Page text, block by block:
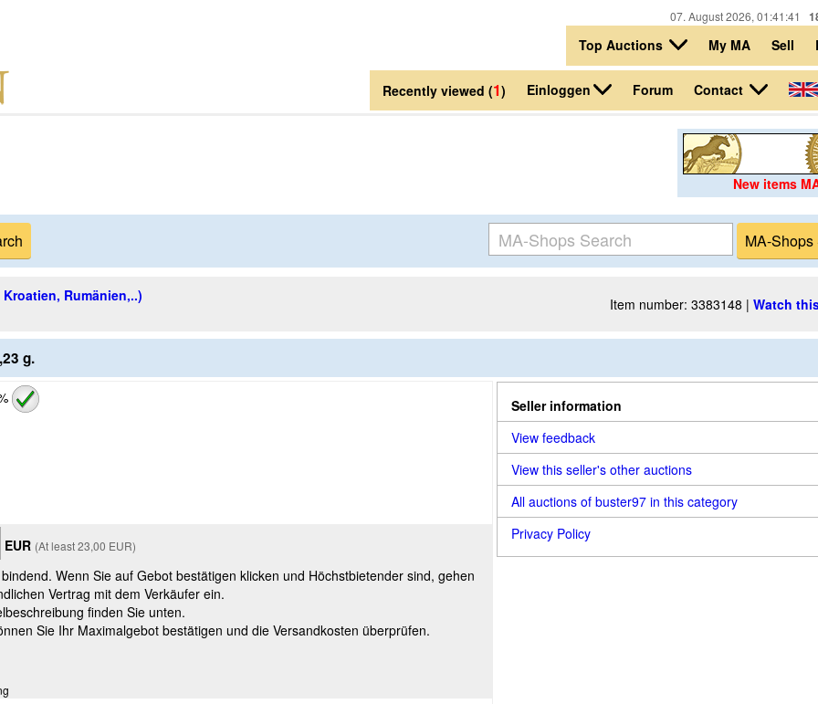
07. August 2026, 01:41:41
Top Auctions My MA Sell
Recently viewed (1) Einloggen Forum Contact
New items
Rumänien,..) Item number: 3383148 | Watch
g.
EUR (At least 23,00 EUR)
Wenn Sie auf Gebot bestätigen klicken und Höchstbietender sind, gehen
Vertrag mit dem Verkäufer ein.
finden Sie unten.
Sie Ihr Maximalgebot bestätigen und die Versandkosten überprüfen.
Seller information
View feedback
View this seller's other auctions
All auctions of buster97 in this category
Privacy Policy